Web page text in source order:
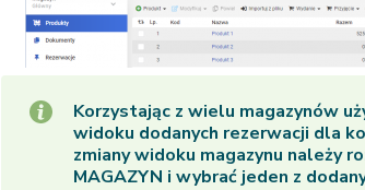
Korzystając z wielu magazynów
widoku dodanych rezerwacji dla
zmiany widoku magazynu należy
MAGAZYN i wybrać jeden z